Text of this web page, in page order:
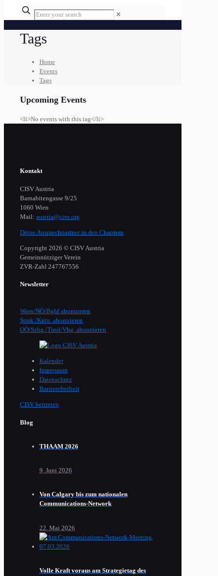
✕
Tags
Home
Events
Tags
Upcoming Events
<li>No events with this tag</li>
Kontakt
CISV Austria
Barnabitengasse 9/25
1060 Wien
Mail: austria@cisv.org
Deine Ansprechpartner in den Chaptern
Copyright 2026 © CISV Austria
Gemeinnütziger Verein
​ZVR-Zahl 247767556
Newsletter
Wien/NÖ/Bgld abonnieren
Stmk./Kntn. abonnieren
OÖ/Szbg./Tirol/Vbg. abonnieren
Kalender
Impressum
Datenschutz
Barrierefreiheit
CISV beitreten
Blog
THAAM 2026
9. Juni 2026
Von Calgary bis zum nationalen
Communications-Network
22. Mai 2026
Volle Kraft voraus am Strategietag des